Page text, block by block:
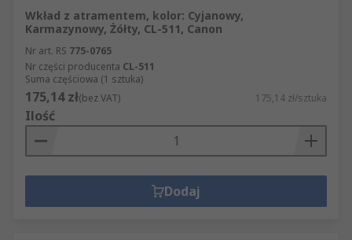
Wkład z atramentem, kolor: Cyjanowy,
Karmazynowy, Żółty, CL-511, Canon
Nr art. RS 775-0765
Nr części producenta CL-511
Suma częściowa (1 sztuka)
175,14 zł(bez VAT) 175,14 zł/sztuka
Ilość
Dodaj